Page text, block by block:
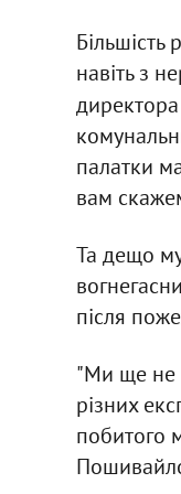
навіть з
палатки
вам
Та дещо
після
"Ми ще не
різних
побитого